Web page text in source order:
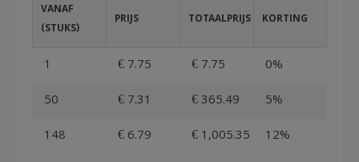
VANAF
(STUKS)
PRIJS TOTAALPRIJS KORTING
1 € 7.75 € 7.75
0%
50
€ 7.31 € 365.49
5%
148
€ 6.79 € 1,005.35 12%